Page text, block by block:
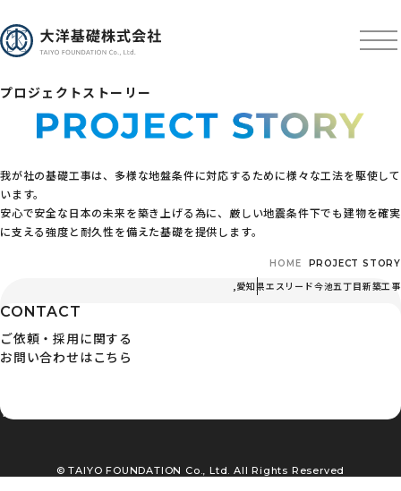
プロジェクトストーリー
我が社の基礎工事は、多様な地盤条件に対応するために様々な工法を駆使して
います。
安心で安全な日本の未来を築き上げる為に、厳しい地震条件下でも建物を確実
に支える強度と耐久性を備えた基礎を提供します。
HOME PROJECT STORY
,愛知県エスリード今池五丁目新築工事
CONTACT
ご依頼・採用に関する
お問い合わせはこちら
TEL : 03-3663-5561
© TAIYO FOUNDATION Co., Ltd. All Rights Reserved